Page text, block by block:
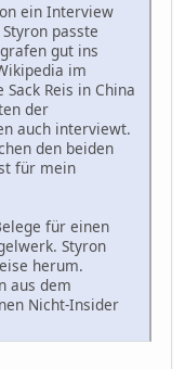
ein Interview
passte
gut ins
im
Reis in China
der
auch interviewt.
den beiden
für mein
für einen
Styron
herum.
aus dem
Nicht-Insider